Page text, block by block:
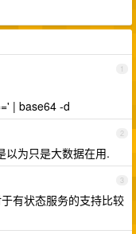
1
| base64 -d
2
以为只是大数据在用.
3
有状态服务的支持比较